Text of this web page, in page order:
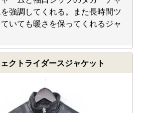
強調してくれる。また長時間ツ
いても暖さを保ってくれるジャ
クトライダースジャケット